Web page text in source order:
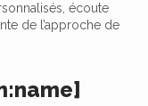
écoute
de l’approche de